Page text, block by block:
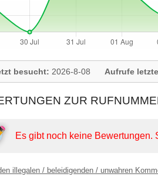
besucht: 2026-8-08 Aufrufe
ZUR
Es gibt noch keine Bewertungen.
illegalen / beleidigenden / unwahren